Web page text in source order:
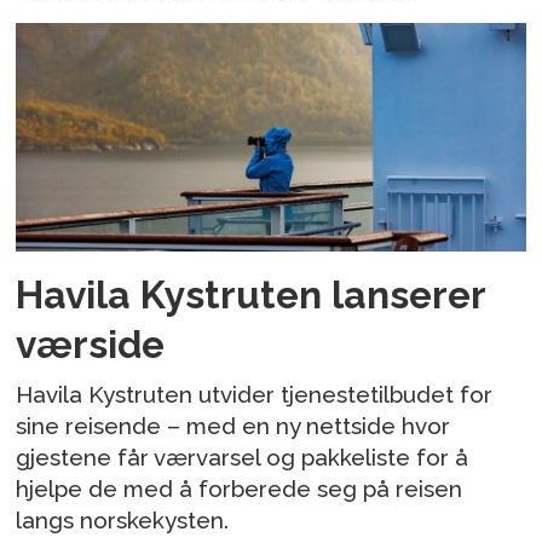
Havila Kystruten lanserer
værside
Havila Kystruten utvider tjenestetilbudet for
sine reisende – med en ny nettside hvor
gjestene får værvarsel og pakkeliste for å
hjelpe de med å forberede seg på reisen
langs norskekysten.